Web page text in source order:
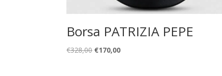
Borsa PATRIZIA PEPE
€328,00 Il
€170,00Il